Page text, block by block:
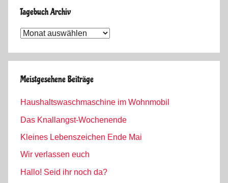
Tagebuch Archiv
Tagebuch
Meistgesehene Beiträge
Haushaltswaschmaschine im Wohnmobil
Das Knallangst-Wochenende
Kleines Lebenszeichen Ende Mai
Wir verlassen euch
Hallo! Seid ihr noch da?